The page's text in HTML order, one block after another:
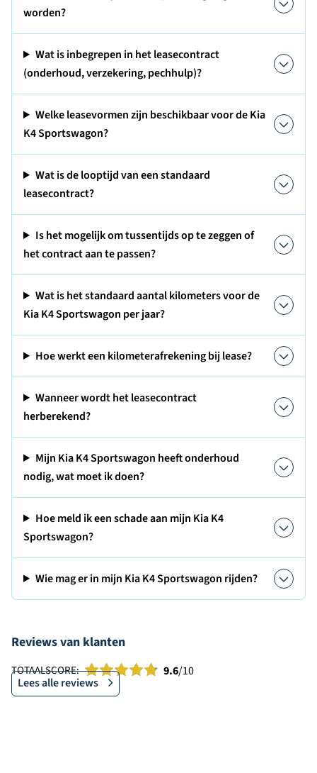
worden?
Wat is inbegrepen in het leasecontract
(onderhoud, verzekering, pechhulp)?
Welke leasevormen zijn beschikbaar voor de Kia
K4 Sportswagon?
Wat is de looptijd van een standaard
leasecontract?
Is het mogelijk om tussentijds op te zeggen of
het contract aan te passen?
Wat is het standaard aantal kilometers voor de
Kia K4 Sportswagon per jaar?
Hoe werkt een kilometerafrekening bij lease?
Wanneer wordt het leasecontract
herberekend?
Mijn Kia K4 Sportswagon heeft onderhoud
nodig, wat moet ik doen?
Hoe meld ik een schade aan mijn Kia K4
Sportswagon?
Wie mag er in mijn Kia K4 Sportswagon rijden?
Reviews van klanten
TOTAALSCORE: 9.6/10
Lees alle reviews